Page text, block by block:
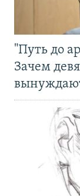
"Путь до
Зачем